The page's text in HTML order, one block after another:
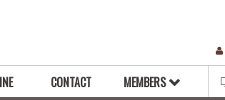
CONTACT MEMBERS